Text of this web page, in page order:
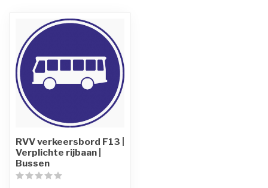
RVV verkeersbord F13 |
Verplichte rijbaan |
Bussen